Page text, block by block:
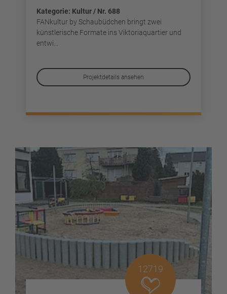
Kategorie: Kultur / Nr. 688
FANkultur by Schaubüdchen bringt zwei
künstlerische Formate ins Viktoriaquartier und
entwi...
Projektdetails ansehen
12719